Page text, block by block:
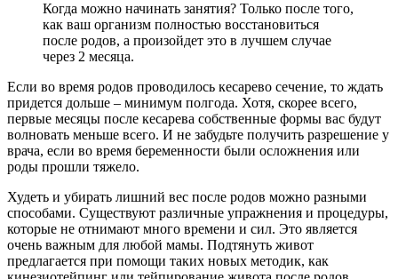
Когда можно начинать занятия? Только после того,
как ваш организм полностью восстановиться
после родов, а произойдет это в лучшем случае
через 2 месяца.
Если во время родов проводилось кесарево сечение, то ждать
придется дольше – минимум полгода. Хотя, скорее всего,
первые месяцы после кесарева собственные формы вас будут
волновать меньше всего. И не забудьте получить разрешение у
врача, если во время беременности были осложнения или
роды прошли тяжело.
Худеть и убирать лишний вес после родов можно разными
способами. Существуют различные упражнения и процедуры,
которые не отнимают много времени и сил. Это является
очень важным для любой мамы. Подтянуть живот
предлагается при помощи таких новых методик, как